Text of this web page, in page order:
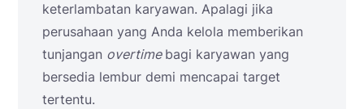
keterlambatan karyawan. Apalagi jika
perusahaan yang Anda kelola memberikan
tunjangan overtime bagi karyawan yang
bersedia lembur demi mencapai target
tertentu.